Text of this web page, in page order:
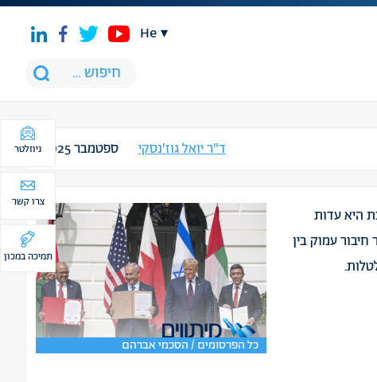
he
ד"ר יואל גוז'נסקי ספטמבר 2025
כל הפרסומים / הסכמי אברהם
היא עדות
עמוק בין
ניוזלטר
צרו קשר
תמיכה במכון